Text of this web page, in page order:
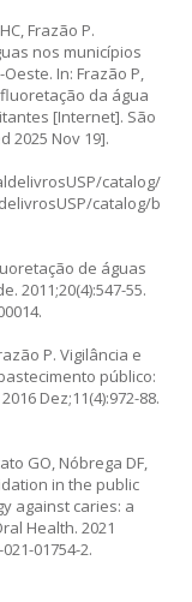
Frazão P.
nos municípios
In: Frazão P,
da água
[Internet]. São
2025 Nov 19].
catalog/
catalog/b
de águas
2011;20(4):547-55.
.
P. Vigilância e
público:
Dez;11(4):972-88.
GO, Nóbrega DF,
in the public
against caries: a
Health. 2021
01754-2.